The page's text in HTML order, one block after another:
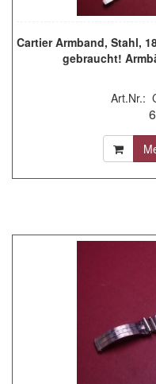
Cartier Armband, Stahl,
gebraucht!
Art.Nr.: